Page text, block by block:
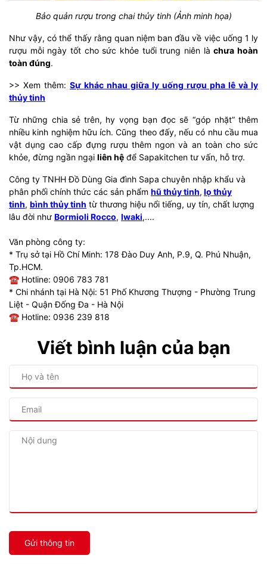
Bảo quản rượu trong chai thủy tinh (Ảnh minh họa)
Như vậy, có thể thấy rằng quan niệm ban đầu về việc uống 1 ly
rượu mỗi ngày tốt cho sức khỏe tuổi trung niên làchưa hoàn
toàn đúng.
>> Xem thêm: Sự khác nhau giữa ly uống rượu pha lê và ly
thủy tinh
Từ những chia sẻ trên, hy vọng bạn đọc sẽ “góp nhặt” thêm
nhiều kinh nghiệm hữu ích. Cũng theo đấy, nếu có nhu cầu mua
vật dụng cao cấp đựng rượu thêm ngon và an toàn cho sức
khỏe, đừng ngần ngại liên hệ để Sapakitchen tư vấn, hỗ trợ.
Công ty TNHH Đồ Dùng Gia đình Sapa chuyên nhập khẩu và
phân phối chính thức các sản phẩm hũ thủy tinh, lọ thủy
tinh, bình thủy tinh từ thương hiệu nổi tiếng, uy tín, chất lượng
lâu đời như Bormioli Rocco, Iwaki,....
Văn phòng công ty:
* Trụ sở tại Hồ Chí Minh: 178 Đào Duy Anh, P.9, Q. Phú Nhuận,
Tp.HCM.
☎ Hotline: 0906 783 781
* Chi nhánh tại Hà Nội: 51 Phố Khương Thượng - Phường Trung
Liệt - Quận Đống Đa - Hà Nội
☎ Hotline: 0936 239 818
Viết bình luận của bạn
Gửi thông tin